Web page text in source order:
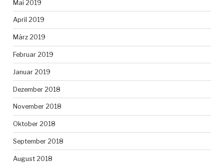
Mai 2019
April 2019
März 2019
Februar 2019
Januar 2019
Dezember 2018
November 2018
Oktober 2018
September 2018
August 2018